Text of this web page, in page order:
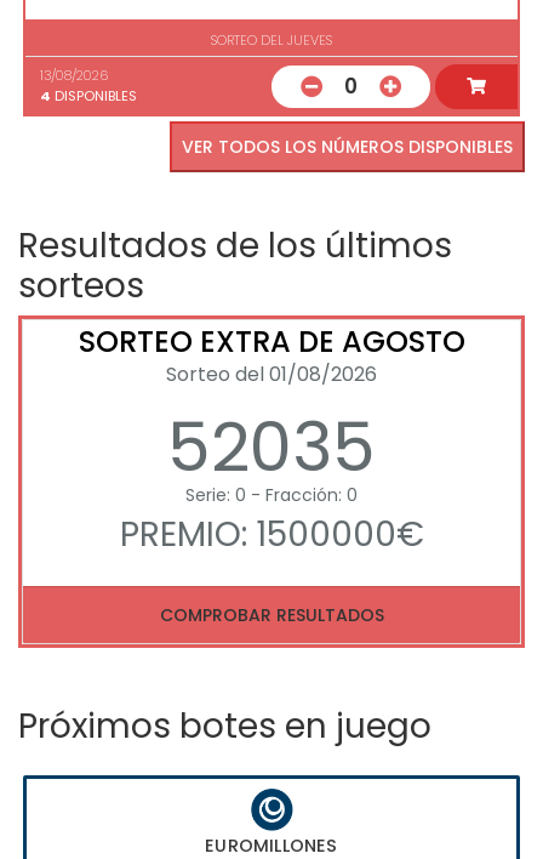
SORTEO DEL JUEVES
13/08/2026
4 DISPONIBLES 0
VER TODOS LOS NÚMEROS DISPONIBLES
Resultados de los últimos
sorteos
SORTEO EXTRA DE AGOSTO
Sorteo del 01/08/2026
52035
Serie: 0 - Fracción: 0
PREMIO: 1500000€
COMPROBAR RESULTADOS
Próximos botes en juego
EUROMILLONES